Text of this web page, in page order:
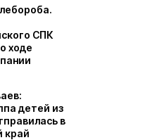
СПК
ходе
детей из
в
край